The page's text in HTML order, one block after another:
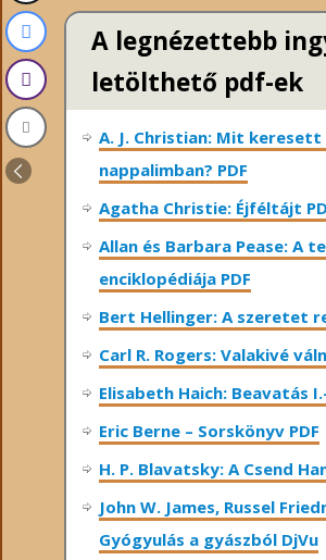
A legnézettebb
letölthető pdf-ek
A. J. Christian: Mit
nappalimban? PDF
Agatha Christie: Éjféltájt
Allan és Barbara Pease: A
enciklopédiája PDF
Bert Hellinger: A ​szeretet
Carl R. Rogers: Valakivé
Elisabeth Haich: Beavatás
Eric Berne – Sorskönyv PDF
H. P. Blavatsky: A Csend
John W. James, Russel
Gyógyulás a gyászból DjVu